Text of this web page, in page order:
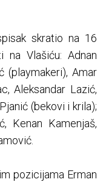
skratio na 16
Vlašiću: Adnan
(playmakeri), Amar
Aleksandar Lazić,
(bekovi i krila);
Kenan Kamenjaš,
pozicijama Erman